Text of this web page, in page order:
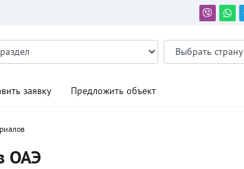
заявку Предложить объект
ОАЭ